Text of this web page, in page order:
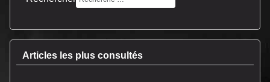
Articles les plus consultés